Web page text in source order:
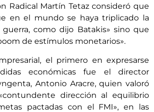
Radical Martín Tetaz consideró que
en el mundo se haya triplicado la
como dijo Batakis» sino que
de estímulos monetarios».
el primero en expresarse
económicas fue el director
Antonio Aracre, quien valoró
dirección al equilibrio
pactadas con el FMI», en las